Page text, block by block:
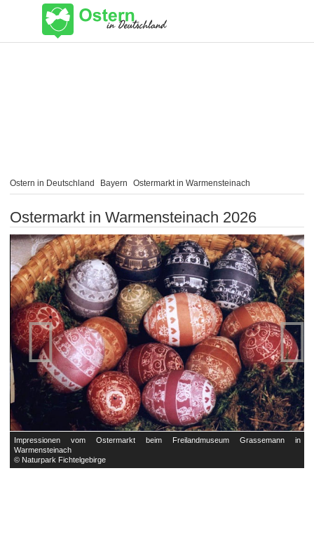
Ostern in Deutschland Bayern Ostermarkt in Warmensteinach
Ostermarkt in Warmensteinach 2026
Impressionen vom Ostermarkt beim Freilandmuseum Grassemann in
Warmensteinach
© Naturpark Fichtelgebirge
 